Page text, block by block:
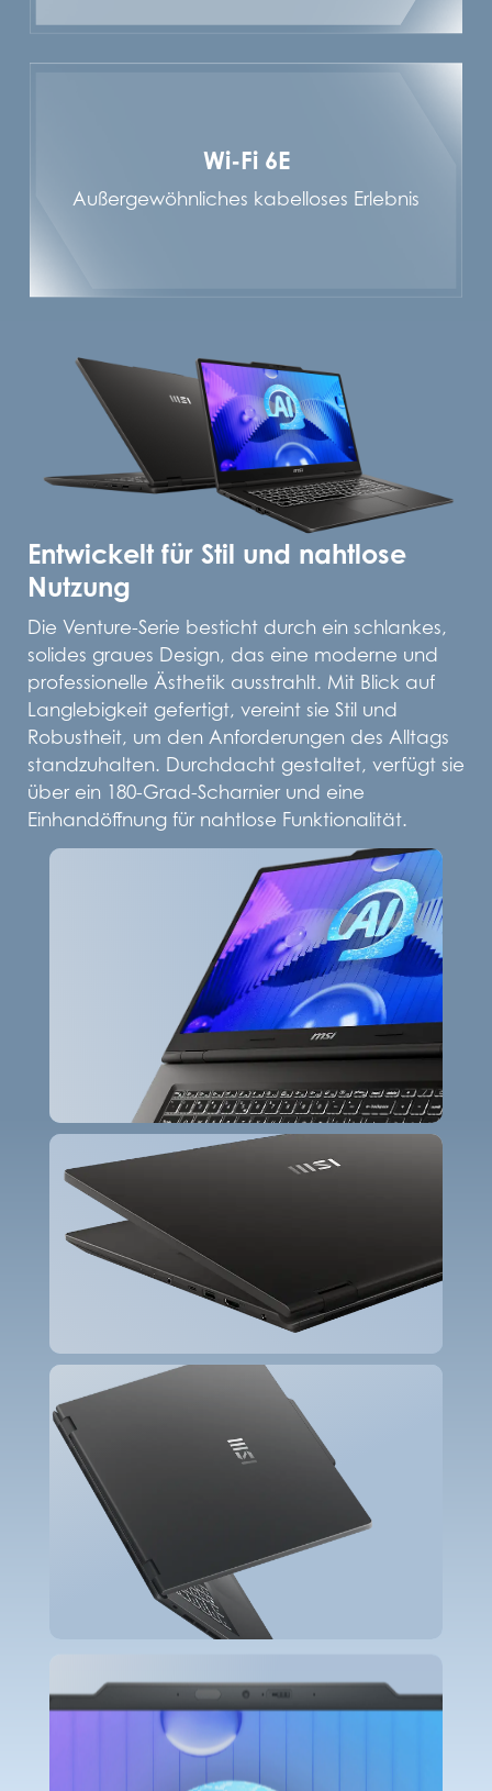
Wi-Fi 6E
Außergewöhnliches kabelloses Erlebnis
Entwickelt für Stil und nahtlose
Nutzung
Die Venture-Serie besticht durch ein schlankes,
solides graues Design, das eine moderne und
professionelle Ästhetik ausstrahlt. Mit Blick auf
Langlebigkeit gefertigt, vereint sie Stil und
Robustheit, um den Anforderungen des Alltags
standzuhalten. Durchdacht gestaltet, verfügt sie
über ein 180-Grad-Scharnier und eine
Einhandöffnung für nahtlose Funktionalität.